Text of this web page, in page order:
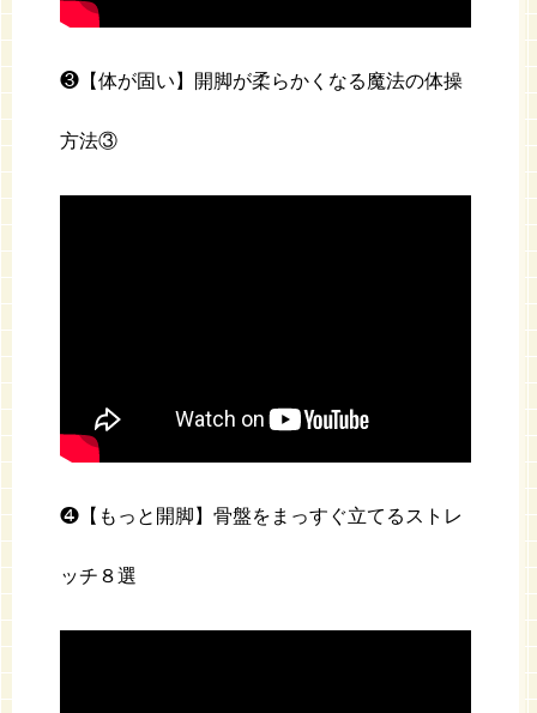
❸【体が固い】開脚が柔らかくなる魔法の体操
方法③
❹【もっと開脚】骨盤をまっすぐ立てるストレ
ッチ８選